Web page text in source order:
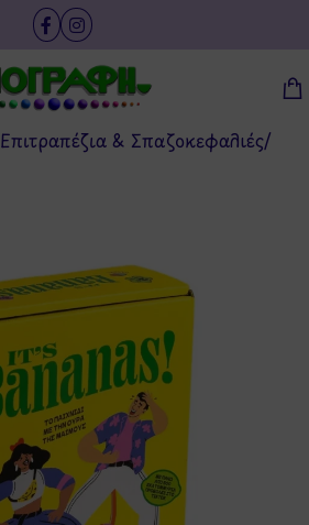
Επιτραπέζια & Σπαζοκεφαλιές/